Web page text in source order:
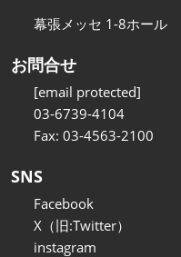
幕張メッセ 1-8ホール
お問合せ
[email protected]
03-6739-4104
Fax: 03-4563-2100
SNS
Facebook
X（旧:Twitter）
instagram